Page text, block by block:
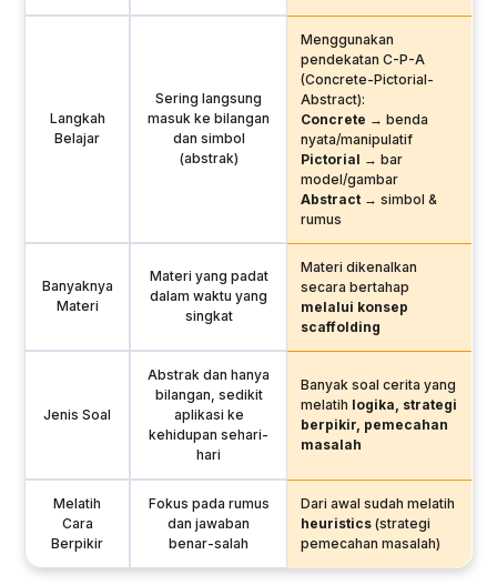
Langkah
Belajar
Sering langsung
masuk ke bilangan
dan simbol
(abstrak)
Menggunakan
pendekatan C-P-A
(Concrete-Pictorial-
Abstract):
Concrete → benda
nyata/manipulatif
Pictorial → bar
model/gambar
Abstract → simbol &
rumus
Banyaknya
Materi
Materi yang padat
dalam waktu yang
singkat
Materi dikenalkan
secara bertahap
melalui konsep
scaffolding
Jenis Soal
Abstrak dan hanya
bilangan, sedikit
aplikasi ke
kehidupan sehari-
hari
Banyak soal cerita yang
melatih logika, strategi
berpikir, pemecahan
masalah
Melatih
Cara
Berpikir
Fokus pada rumus
dan jawaban
benar-salah
Dari awal sudah melatih
heuristics (strategi
pemecahan masalah)